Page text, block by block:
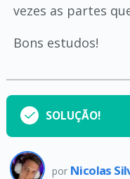
vezes as partes
Bons estudos!
SOLUÇÃO!
por Nicolas